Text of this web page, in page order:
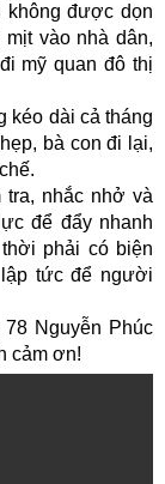
không được dọn
vào nhà dân,
mỹ quan đô thị
kéo dài cả tháng
bà con đi lại,
tra, nhắc nhở và
để đẩy nhanh
phải có biện
tức để người
Nguyễn Phúc
cảm ơn!